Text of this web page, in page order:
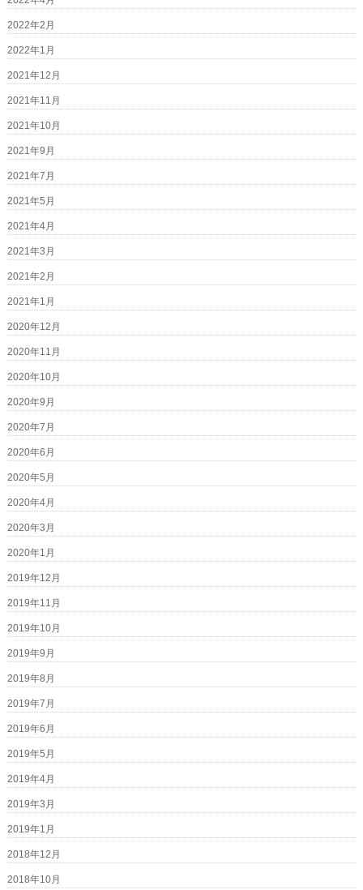
2022年2月
2022年1月
2021年12月
2021年11月
2021年10月
2021年9月
2021年7月
2021年5月
2021年4月
2021年3月
2021年2月
2021年1月
2020年12月
2020年11月
2020年10月
2020年9月
2020年7月
2020年6月
2020年5月
2020年4月
2020年3月
2020年1月
2019年12月
2019年11月
2019年10月
2019年9月
2019年8月
2019年7月
2019年6月
2019年5月
2019年4月
2019年3月
2019年1月
2018年12月
2018年10月